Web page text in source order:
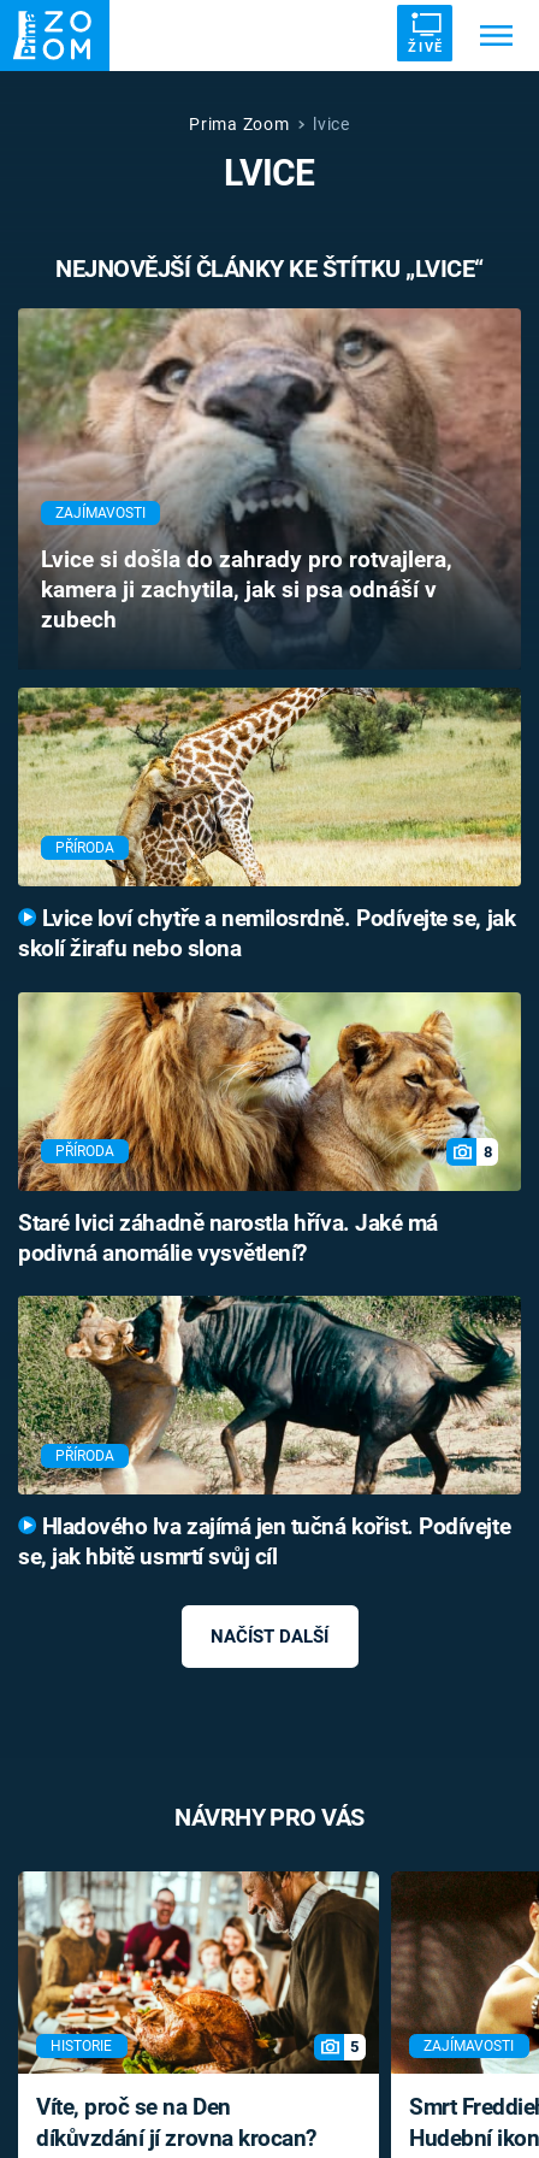
ŽIVĚ
UFO DRUHÁ SVĚTOVÁ VÁLKA
VETŘELCI DÁVNOVĚKU
Témata
Témata
Pořady
TV Program
Časopis
Sledujte prima+
Přihlášení
Sledujte nás
Prima Zoom lvice
LVICE
NEJNOVĚJŠÍ ČLÁNKY KE ŠTÍTKU „LVICE“
ZAJÍMAVOSTI
Lvice si došla do zahrady pro rotvajlera,
kamera ji zachytila, jak si psa odnáší v
zubech
PŘÍRODA
Lvice loví chytře a nemilosrdně. Podívejte se, jak
skolí žirafu nebo slona
PŘÍRODA 8
Staré lvici záhadně narostla hříva. Jaké má
podivná anomálie vysvětlení?
PŘÍRODA
Hladového lva zajímá jen tučná kořist. Podívejte
se, jak hbitě usmrtí svůj cíl
NAČÍST DALŠÍ
NÁVRHY PRO VÁS
HISTORIE 5
Víte, proč se na Den
díkůvzdání jí zrovna krocan?
ZAJÍMAVOSTI
Smrt
Hudební